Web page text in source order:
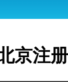
京注